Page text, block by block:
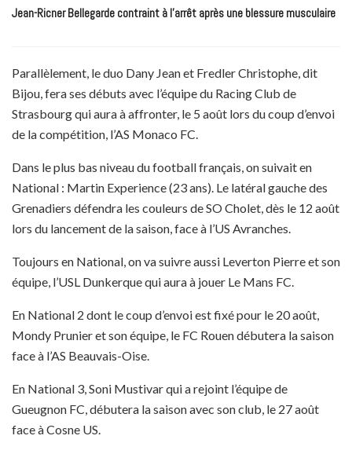
Jean-Ricner Bellegarde contraint à l’arrêt après une blessure musculaire
Parallèlement, le duo Dany Jean et Fredler Christophe, dit
Bijou, fera ses débuts avec l’équipe du Racing Club de
Strasbourg qui aura à affronter, le 5 août lors du coup d’envoi
de la compétition, l’AS Monaco FC.
Dans le plus bas niveau du football français, on suivait en
National : Martin Experience (23 ans). Le latéral gauche des
Grenadiers défendra les couleurs de SO Cholet, dès le 12 août
lors du lancement de la saison, face à l’US Avranches.
Toujours en National, on va suivre aussi Leverton Pierre et son
équipe, l’USL Dunkerque qui aura à jouer Le Mans FC.
En National 2 dont le coup d’envoi est fixé pour le 20 août,
Mondy Prunier et son équipe, le FC Rouen débutera la saison
face à l’AS Beauvais-Oise.
En National 3, Soni Mustivar qui a rejoint l’équipe de
Gueugnon FC, débutera la saison avec son club, le 27 août
face à Cosne US.